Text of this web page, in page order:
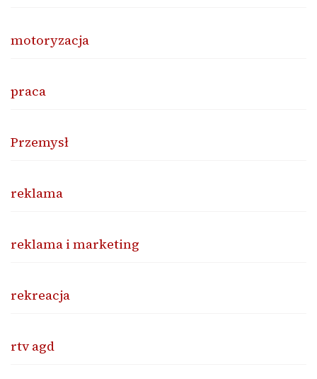
motoryzacja
praca
Przemysł
reklama
reklama i marketing
rekreacja
rtv agd